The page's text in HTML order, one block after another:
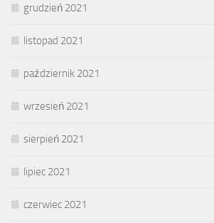
grudzień 2021
listopad 2021
październik 2021
wrzesień 2021
sierpień 2021
lipiec 2021
czerwiec 2021